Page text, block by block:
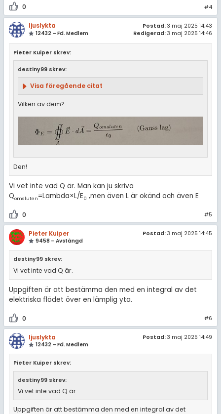
0 #4
ljuslykta
12432 – Fd. Medlem
Postad: 3 maj 2025 14:43
Redigerad: 3 maj 2025 14:46
Pieter Kuiper skrev:
destiny99 skrev:
Visa föregående citat
Vilken av dem?
Den!
Vi vet inte vad Q är. Man kan ju skriva
Qomsluten=Lambda×L/E0 ,men även L är okänd och även E
0 #5
Pieter Kuiper
9458 – Avstängd
Postad: 3 maj 2025 14:45
destiny99 skrev:
Vi vet inte vad Q är.
Uppgiften är att bestämma den med en integral av det
elektriska flödet över en lämplig yta.
0 #6
ljuslykta
12432 – Fd. Medlem
Postad: 3 maj 2025 14:49
Pieter Kuiper skrev:
destiny99 skrev:
Vi vet inte vad Q är.
Uppgiften är att bestämma den med en integral av det